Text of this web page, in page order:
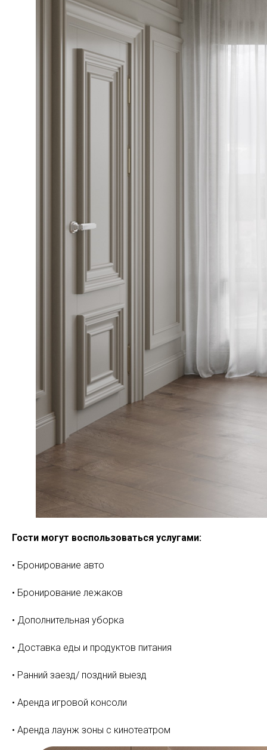
Гости могут воспользоваться услугами:
• Бронирование авто
• Бронирование лежаков
• Дополнительная уборка
• Доставка еды и продуктов питания
• Ранний заезд/ поздний выезд
• Аренда игровой консоли
• Аренда лаунж зоны с кинотеатром